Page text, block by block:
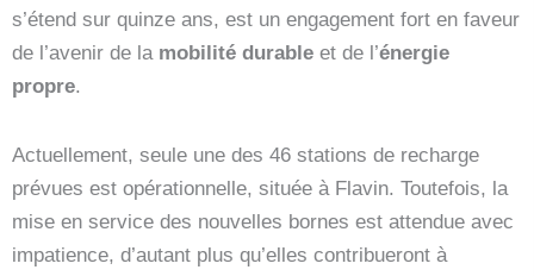
s’étend sur quinze ans, est un engagement fort en faveur
de l’avenir de la mobilité durable et de l’énergie
propre.
Actuellement, seule une des 46 stations de recharge
prévues est opérationnelle, située à Flavin. Toutefois, la
mise en service des nouvelles bornes est attendue avec
impatience, d’autant plus qu’elles contribueront à